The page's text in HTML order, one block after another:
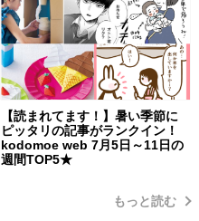
【読まれてます！】暑い季節に
ピッタリの記事がランクイン！
kodomoe web 7月5日～11日の
週間TOP5★
もっと読む